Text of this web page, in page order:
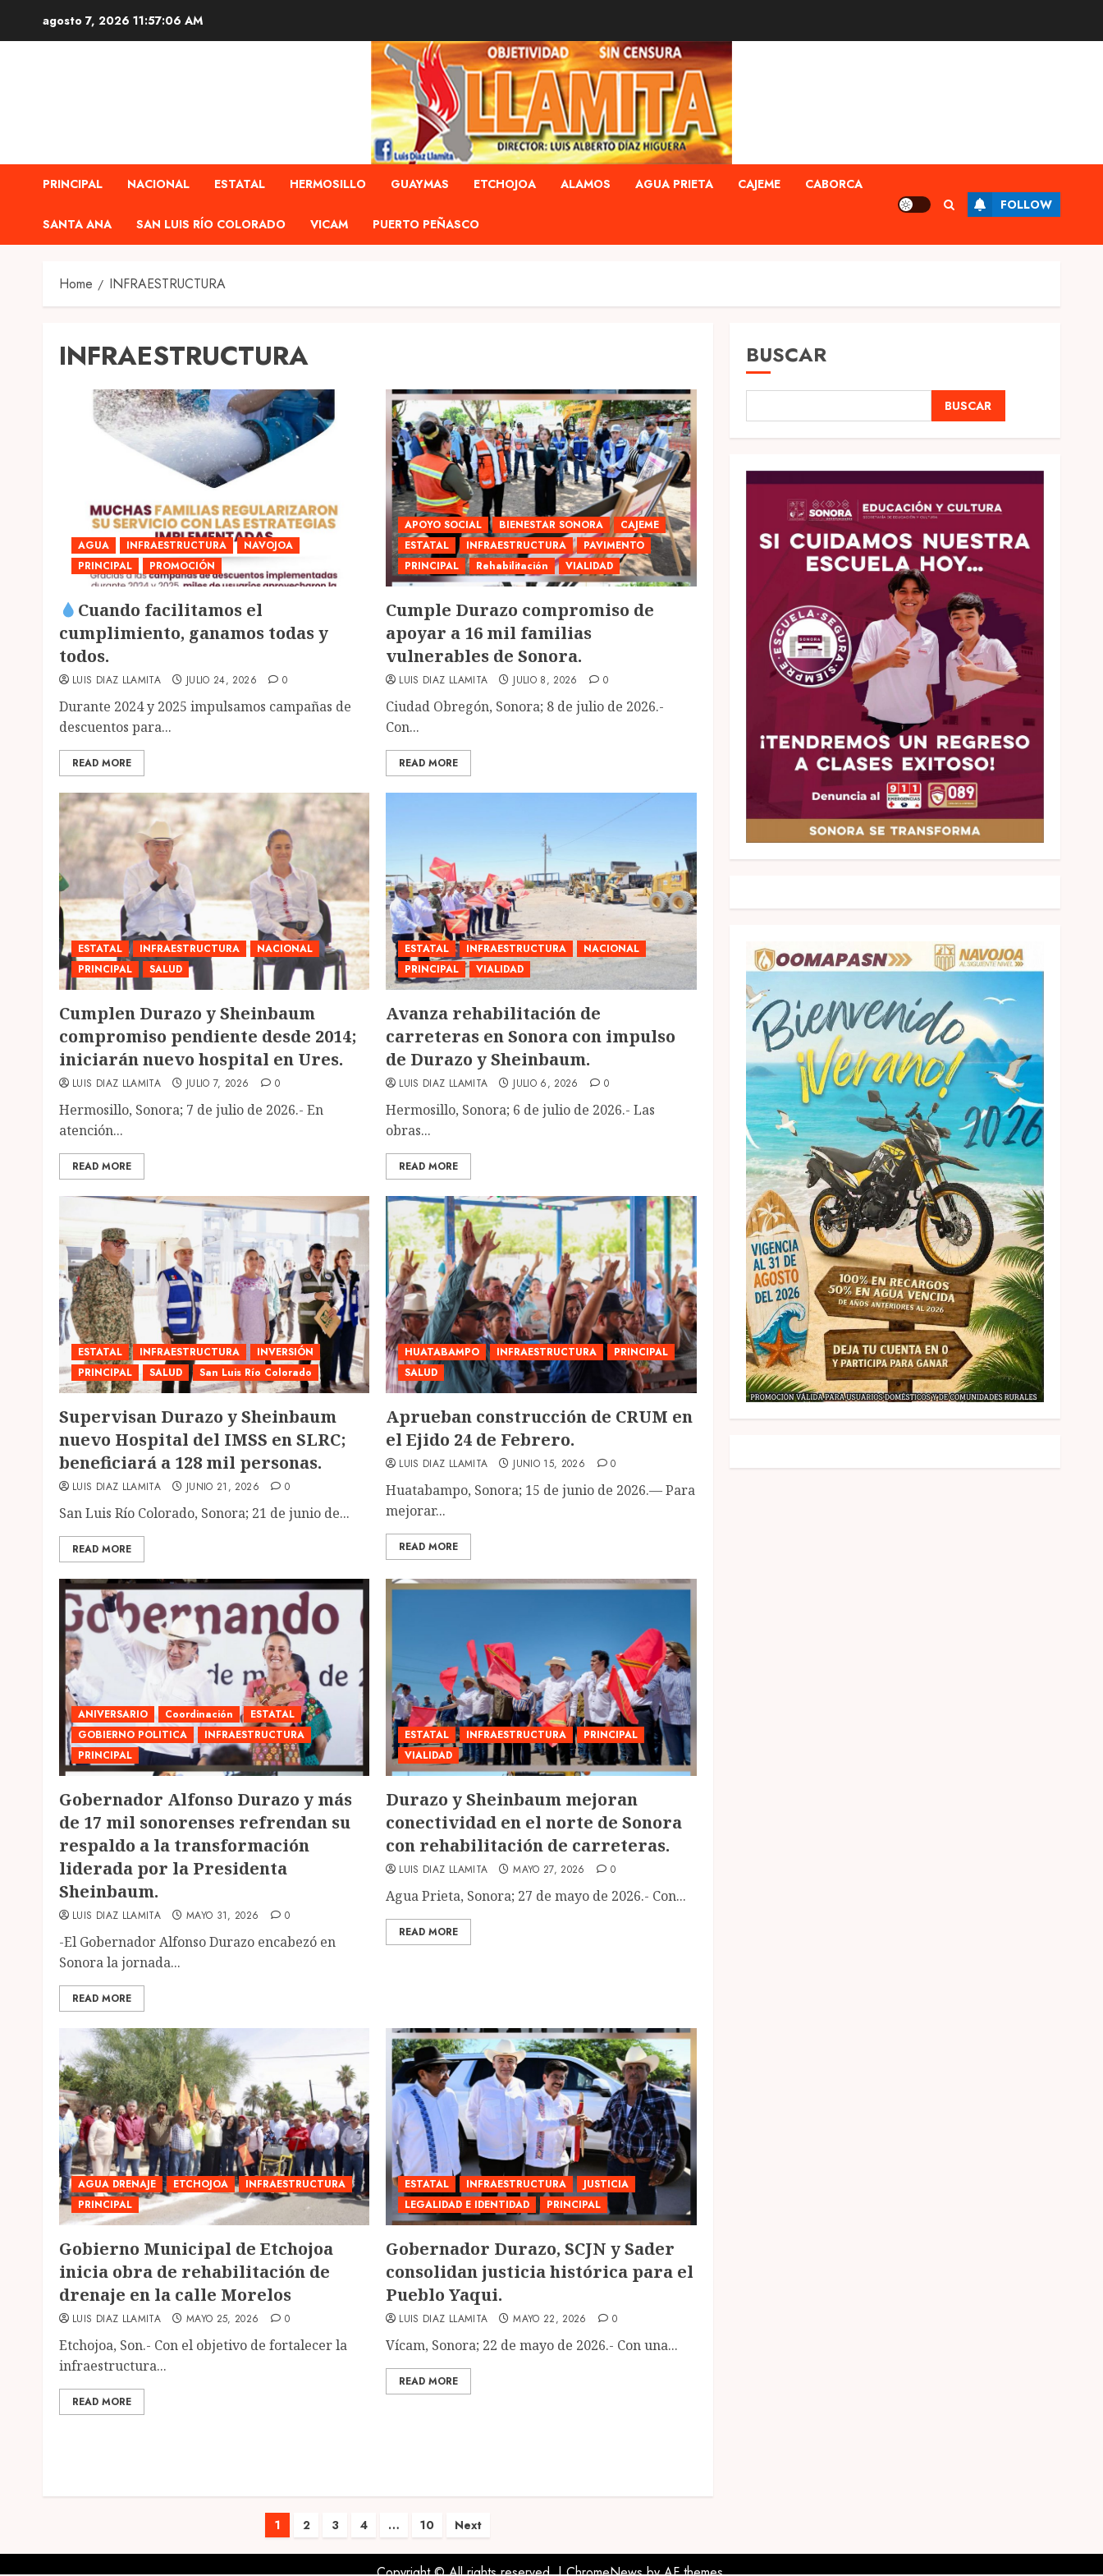
agosto 7, 2026 11:57:07 AM
PRINCIPAL NACIONAL ESTATAL HERMOSILLO GUAYMAS ETCHOJOA ALAMOS AGUA PRIETA CAJEME CABORCA
SANTA ANA SAN LUIS RÍO COLORADO VICAM PUERTO PEÑASCO
FOLLOW
Home INFRAESTRUCTURA
INFRAESTRUCTURA
AGUA INFRAESTRUCTURA
NAVOJOA
PRINCIPAL
PROMOCIÓN
Cuando facilitamos el
cumplimiento, ganamos todas y
todos.
LUIS DIAZ LLAMITA JULIO 24, 2026 0
Durante 2024 y 2025 impulsamos campañas de
descuentos para...
READ MORE
APOYO SOCIAL BIENESTAR SONORA
CAJEME
ESTATAL
INFRAESTRUCTURA
PAVIMENTO
PRINCIPAL
Rehabilitación VIALIDAD
Cumple Durazo compromiso de
apoyar a 16 mil familias
vulnerables de Sonora.
LUIS DIAZ LLAMITA JULIO 8, 2026 0
Ciudad Obregón, Sonora; 8 de julio de 2026.-
Con...
READ MORE
ESTATAL INFRAESTRUCTURA
NACIONAL
PRINCIPAL
SALUD
Cumplen Durazo y Sheinbaum
compromiso pendiente desde 2014;
iniciarán nuevo hospital en Ures.
LUIS DIAZ LLAMITA JULIO 7, 2026 0
Hermosillo, Sonora; 7 de julio de 2026.- En
atención...
READ MORE
ESTATAL INFRAESTRUCTURA
NACIONAL
PRINCIPAL
VIALIDAD
Avanza rehabilitación de
carreteras en Sonora con impulso
de Durazo y Sheinbaum.
LUIS DIAZ LLAMITA JULIO 6, 2026 0
Hermosillo, Sonora; 6 de julio de 2026.- Las
obras...
READ MORE
ESTATAL INFRAESTRUCTURA
INVERSIÓN
PRINCIPAL
SALUD San Luis Río Colorado
Supervisan Durazo y Sheinbaum
nuevo Hospital del IMSS en SLRC;
beneficiará a 128 mil personas.
LUIS DIAZ LLAMITA JUNIO 21, 2026 0
San Luis Río Colorado, Sonora; 21 de junio de...
READ MORE
HUATABAMPO INFRAESTRUCTURA
PRINCIPAL
SALUD
Aprueban construcción de CRUM en
el Ejido 24 de Febrero.
LUIS DIAZ LLAMITA JUNIO 15, 2026 0
Huatabampo, Sonora; 15 de junio de 2026.— Para
mejorar...
READ MORE
ANIVERSARIO Coordinación
ESTATAL
GOBIERNO POLITICA
INFRAESTRUCTURA
PRINCIPAL
Gobernador Alfonso Durazo y más
de 17 mil sonorenses refrendan su
respaldo a la transformación
liderada por la Presidenta
Sheinbaum.
LUIS DIAZ LLAMITA MAYO 31, 2026 0
-El Gobernador Alfonso Durazo encabezó en
Sonora la jornada...
READ MORE
ESTATAL INFRAESTRUCTURA
PRINCIPAL
VIALIDAD
Durazo y Sheinbaum mejoran
conectividad en el norte de Sonora
con rehabilitación de carreteras.
LUIS DIAZ LLAMITA MAYO 27, 2026 0
Agua Prieta, Sonora; 27 de mayo de 2026.- Con...
READ MORE
AGUA DRENAJE ETCHOJOA
INFRAESTRUCTURA
PRINCIPAL
Gobierno Municipal de Etchojoa
inicia obra de rehabilitación de
drenaje en la calle Morelos
LUIS DIAZ LLAMITA MAYO 25, 2026 0
Etchojoa, Son.- Con el objetivo de fortalecer la
infraestructura...
READ MORE
ESTATAL INFRAESTRUCTURA
JUSTICIA
LEGALIDAD E IDENTIDAD
PRINCIPAL
Gobernador Durazo, SCJN y Sader
consolidan justicia histórica para el
Pueblo Yaqui.
LUIS DIAZ LLAMITA MAYO 22, 2026 0
Vícam, Sonora; 22 de mayo de 2026.- Con una...
READ MORE
Paginación
de
1 2 3 4 … 10 Next
BUSCAR
BUSCAR